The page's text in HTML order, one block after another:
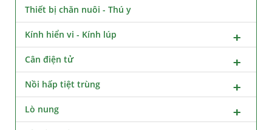
Thiết bị chăn nuôi - Thú y
Kính hiển vi - Kính lúp
Cân điện tử
Nồi hấp tiệt trùng
Lò nung